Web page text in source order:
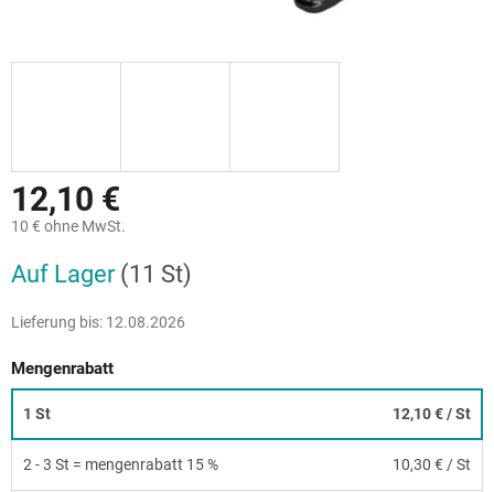
12,10 €
10 € ohne MwSt.
Auf Lager (11 St)
Lieferung bis: 12.08.2026
Mengenrabatt
1 St 12,10 €/ St
2 - 3 St = mengenrabatt 15 % 10,30 € / St